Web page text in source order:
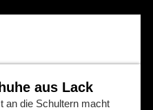
aus Lack
an die Schultern macht